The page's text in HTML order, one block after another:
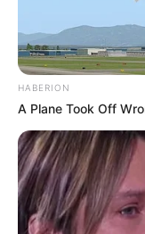
HABERION
A Plane Took Off